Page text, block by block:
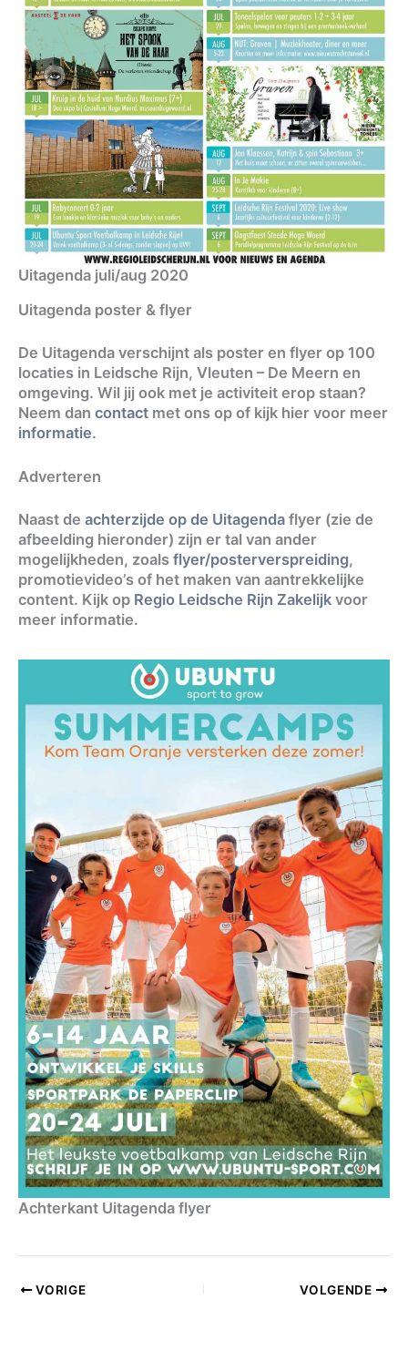
Uitagenda juli/aug 2020
Uitagenda poster & flyer
De Uitagenda verschijnt als poster en flyer op 100
locaties in Leidsche Rijn, Vleuten – De Meern en
omgeving. Wil jij ook met je activiteit erop staan?
Neem dan contact met ons op of kijk hier voor meer
informatie.
Adverteren
Naast de achterzijde op de Uitagenda flyer (zie de
afbeelding hieronder) zijn er tal van ander
mogelijkheden, zoals flyer/posterverspreiding,
promotievideo’s of het maken van aantrekkelijke
content. Kijk op Regio Leidsche Rijn Zakelijk voor
meer informatie.
Achterkant Uitagenda flyer
VORIGE VOLGENDE